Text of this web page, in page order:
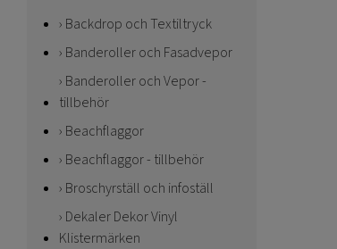
Backdrop och Textiltryck
Banderoller och Fasadvepor
Banderoller och Vepor -
tillbehör
Beachflaggor
Beachflaggor - tillbehör
Broschyrställ och infoställ
Dekaler Dekor Vinyl
Klistermärken